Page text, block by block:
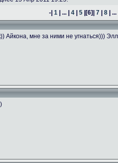
-| 1 | ... | 4 | 5 |[6]| 7 | 8 |
Айкона, мне за ними не угнаться)))